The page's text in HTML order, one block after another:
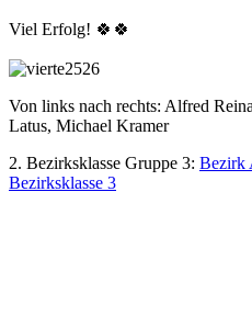
Viel Erfolg! 🍀🍀
Von links nach rechts: Alfred
Latus, Michael Kramer
2. Bezirksklasse Gruppe 3: Bezirk
Bezirksklasse 3